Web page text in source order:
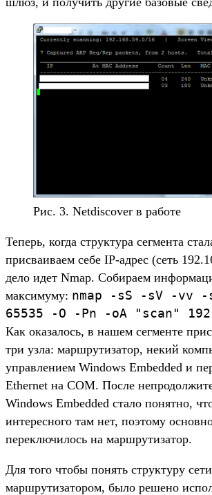
Рис. 3. Netdiscover в работе
Теперь, когда структура сегмента
присваиваем себе IP-адрес (сеть
дело идет Nmap. Собираем
максимуму: nmap -sS -sV -vv
65535 -O -Pn -oA "scan"
Как оказалось, в нашем сегменте
три узла: маршрутизатор, некий
управлением Windows Embedded и
Ethernet на COM. После
Windows Embedded стало понятно,
интересного там нет, поэтому
переключилось на маршрутизатор.
Для того чтобы понять структуру
маршрутизатором, было решено